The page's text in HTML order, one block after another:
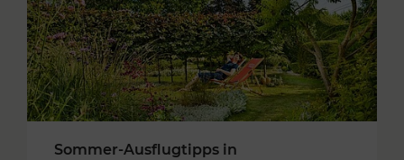
Sommer-Ausflugtipps in